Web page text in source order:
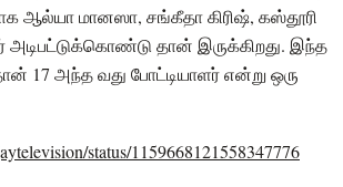
ஆல்யா மானஸா, சங்கீதா கிரிஷ், கஸ்தூரி
அடிபட்டுக்கொண்டு தான் இருக்கிறது. இந்த
17 அந்த வது போட்டியாளர் என்று ஒரு
status/1159668121558347776